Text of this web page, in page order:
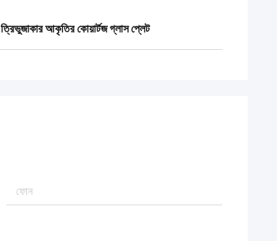
ত্রিভুজাকার আকৃতির কোয়ার্টজ গ্লাস প্লেট